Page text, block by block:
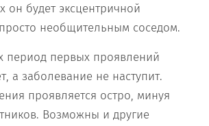
будет эксцентричной
необщительным соседом.
период первых проявлений
а заболевание не наступит.
проявляется остро, минуя
Возможны и другие